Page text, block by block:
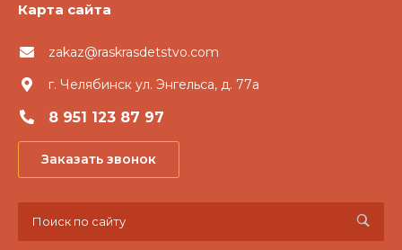
Карта сайта
zakaz@raskrasdetstvo.com
г. Челябинск ул. Энгельса, д. 77а
8 951 123 87 97
Заказать звонок